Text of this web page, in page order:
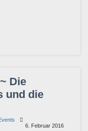
Die
und die
6. Februar 2016